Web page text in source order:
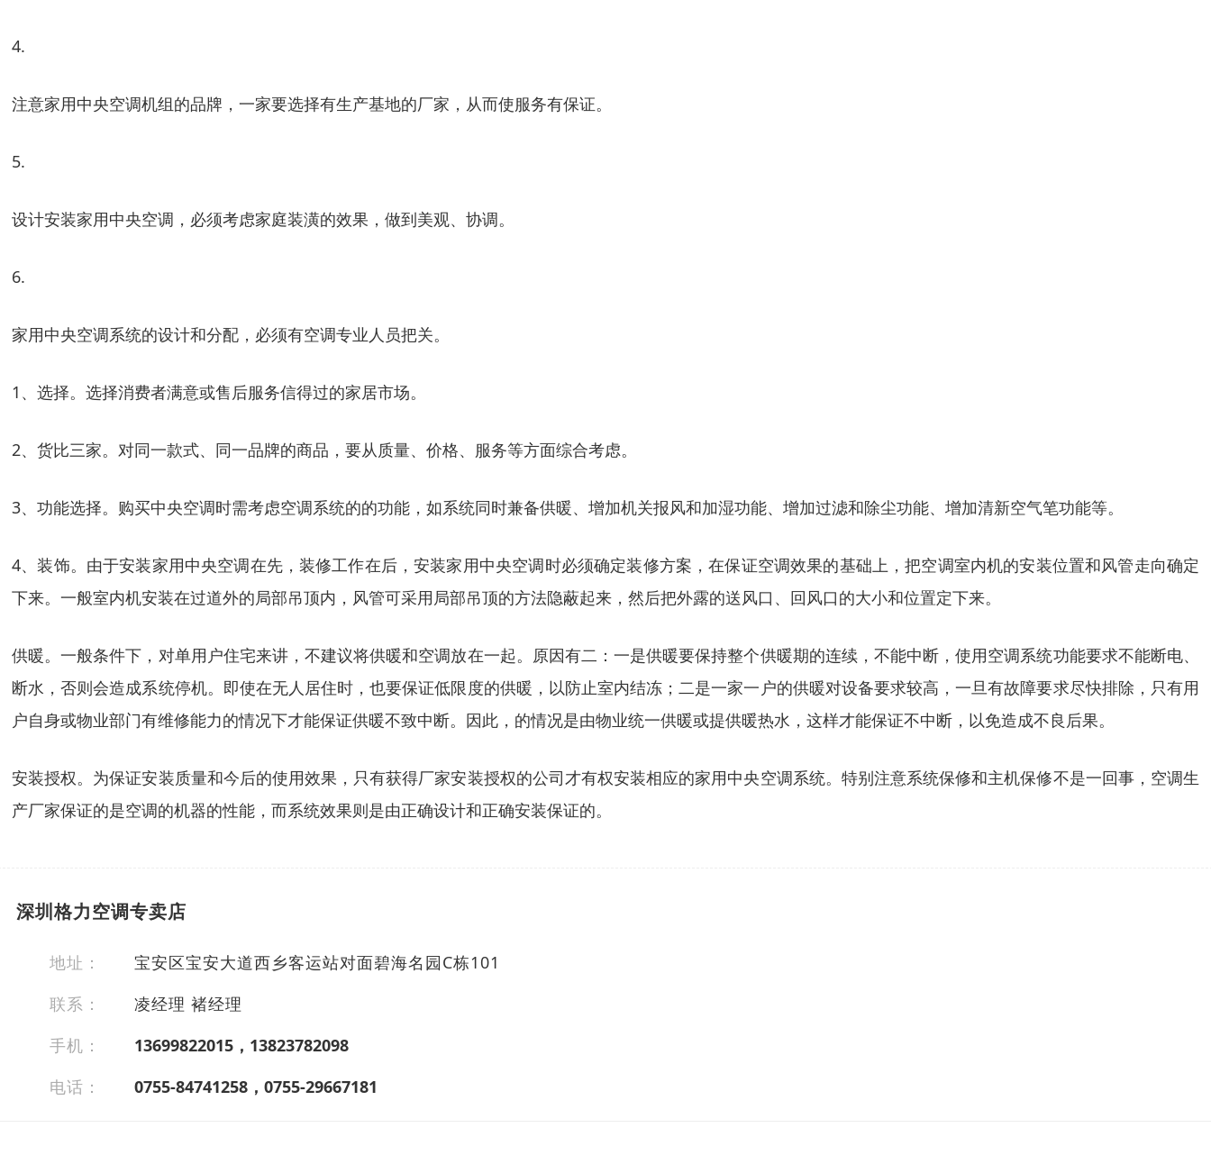
4.
注意家用中央空调机组的品牌，一家要选择有生产基地的厂家，从而使服务有保证。
5.
设计安装家用中央空调，必须考虑家庭装潢的效果，做到美观、协调。
6.
家用中央空调系统的设计和分配，必须有空调专业人员把关。
1、选择。选择消费者满意或售后服务信得过的家居市场。
2、货比三家。对同一款式、同一品牌的商品，要从质量、价格、服务等方面综合考虑。
3、功能选择。购买中央空调时需考虑空调系统的的功能，如系统同时兼备供暖、增加机关报风和加湿功能、增加过滤和除尘功能、增加清新空气笔功能等。
4、装饰。由于安装家用中央空调在先，装修工作在后，安装家用中央空调时必须确定装修方案，在保证空调效果的基础上，把空调室内机的安装位置和风管走向确定
下来。一般室内机安装在过道外的局部吊顶内，风管可采用局部吊顶的方法隐蔽起来，然后把外露的送风口、回风口的大小和位置定下来。
供暖。一般条件下，对单用户住宅来讲，不建议将供暖和空调放在一起。原因有二：一是供暖要保持整个供暖期的连续，不能中断，使用空调系统功能要求不能断电、
断水，否则会造成系统停机。即使在无人居住时，也要保证低限度的供暖，以防止室内结冻；二是一家一户的供暖对设备要求较高，一旦有故障要求尽快排除，只有用
户自身或物业部门有维修能力的情况下才能保证供暖不致中断。因此，的情况是由物业统一供暖或提供暖热水，这样才能保证不中断，以免造成不良后果。
安装授权。为保证安装质量和今后的使用效果，只有获得厂家安装授权的公司才有权安装相应的家用中央空调系统。特别注意系统保修和主机保修不是一回事，空调生
产厂家保证的是空调的机器的性能，而系统效果则是由正确设计和正确安装保证的。
深圳格力空调专卖店
地址：
宝安区宝安大道西乡客运站对面碧海名园C栋101
联系：
凌经理 褚经理
手机：
13699822015，13823782098
电话：
0755-84741258，0755-29667181